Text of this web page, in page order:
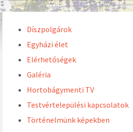
Díszpolgárok
Egyházi élet
Elérhetőségek
Galéria
Hortobágymenti TV
Testvértelepülési kapcsolatok
Történelmünk képekben